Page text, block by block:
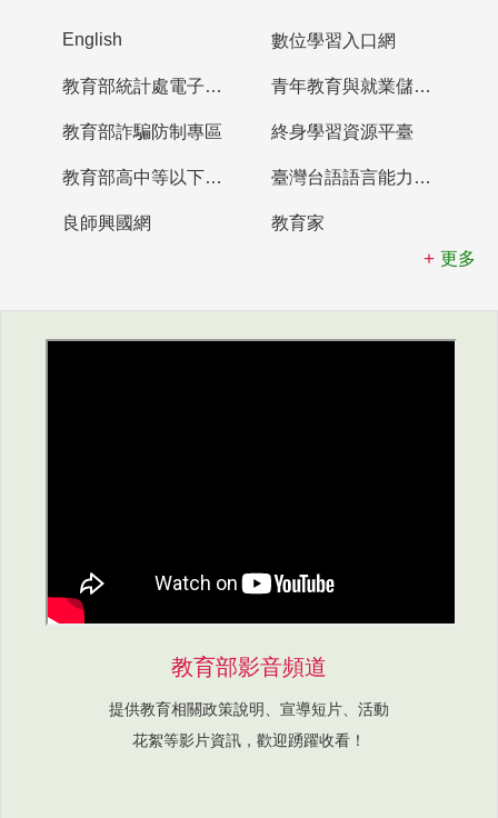
English 數位學習入口網
教育部統計處電子書櫃 青年教育與就業儲蓄帳戶
教育部詐騙防制專區 終身學習資源平臺
教育部高中等以下學校及幼兒園教師資格檢定考試 臺灣台語語言能力認證網站
良師興國網
教育家
更多
教育部影音頻道
提供教育相關政策說明、宣導短片、活動
花絮等影片資訊，歡迎踴躍收看！